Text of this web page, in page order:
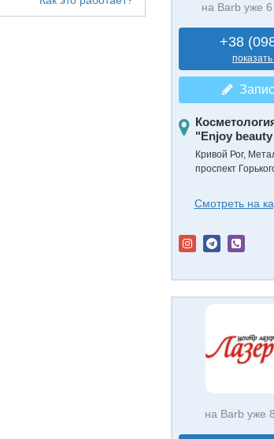
на Barb уже
+38
"Enjoy
Кривой Рог,
проспект
Смотреть на
на Barb уже